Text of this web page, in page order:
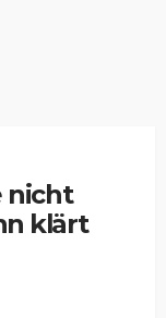
nicht
klärt